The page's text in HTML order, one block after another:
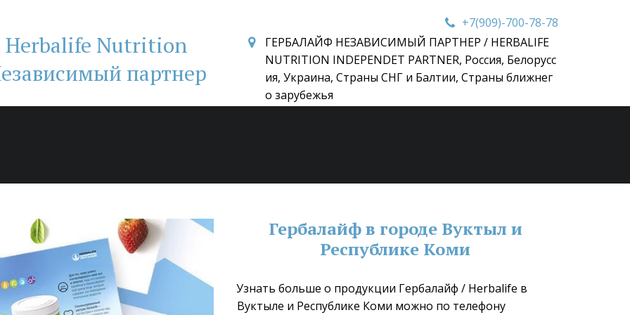
Herbalife Nutrition
партнер
+7(909)-700-78-78
ГЕРБАЛАЙФ НЕЗАВИСИМЫЙ ПАРТНЕР / HERBALIFE
NUTRITION INDEPENDET PARTNER, Россия, Белорусс
ия, Украина, Страны СНГ и Балтии, Страны ближнег
о зарубежья
Гербалайф в городе Вуктыл и
Республике Коми
Узнать больше о продукции Гербалайф / Herbalife в
Вуктыле и Республике Коми можно по телефону